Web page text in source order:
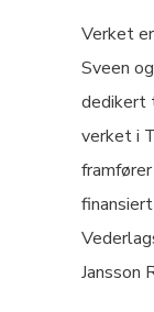
Verket
Sveen
dedikert
verket i
Jansson